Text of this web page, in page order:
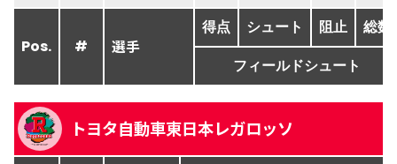
Pos. # 選手
得点 シュート 阻止 総数
フィールドシュート
トヨタ自動車東日本レガロッソ